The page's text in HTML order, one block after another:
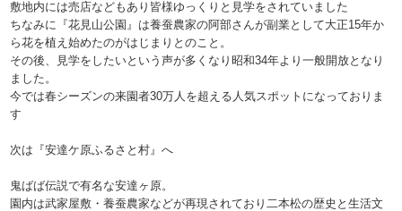
敷地内には売店などもあり皆様ゆっくりと見学をされていました
ちなみに『花見山公園』は養蚕農家の阿部さんが副業として大正15年か
ら花を植え始めたのがはじまりとのこと。
その後、見学をしたいという声が多くなり昭和34年より一般開放となり
ました。
今では春シーズンの来園者30万人を超える人気スポットになっておりま
す
次は『安達ケ原ふるさと村』へ
鬼ばば伝説で有名な安達ヶ原。
園内は武家屋敷・養蚕農家などが再現されており二本松の歴史と生活文